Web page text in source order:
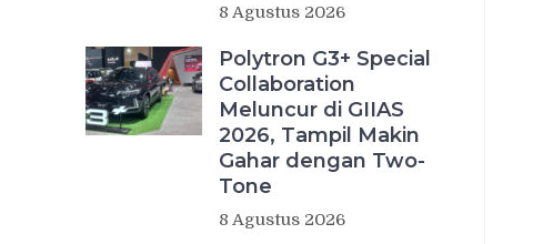
8 Agustus 2026
Polytron G3+ Special
Collaboration
Meluncur di GIIAS
2026, Tampil Makin
Gahar dengan Two-
Tone
8 Agustus 2026